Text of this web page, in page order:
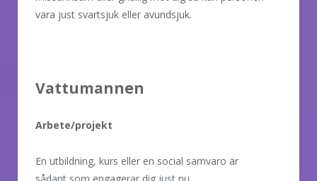
vara just svartsjuk eller avundsjuk.
Vattumannen
Arbete/projekt
En utbildning, kurs eller en social samvaro är
sådant som engagerar dig just nu.